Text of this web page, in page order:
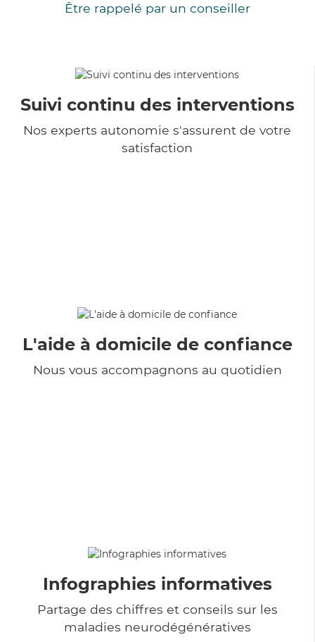
Être rappelé par un conseiller
Suivi continu des interventions
Nos experts autonomie s'assurent de votre
satisfaction
L'aide à domicile de confiance
Nous vous accompagnons au quotidien
Infographies informatives
Partage des chiffres et conseils sur les
maladies neurodégénératives